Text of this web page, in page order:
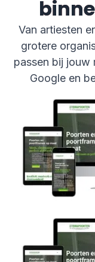
Van artiesten
grotere
passen bij jouw
Google en